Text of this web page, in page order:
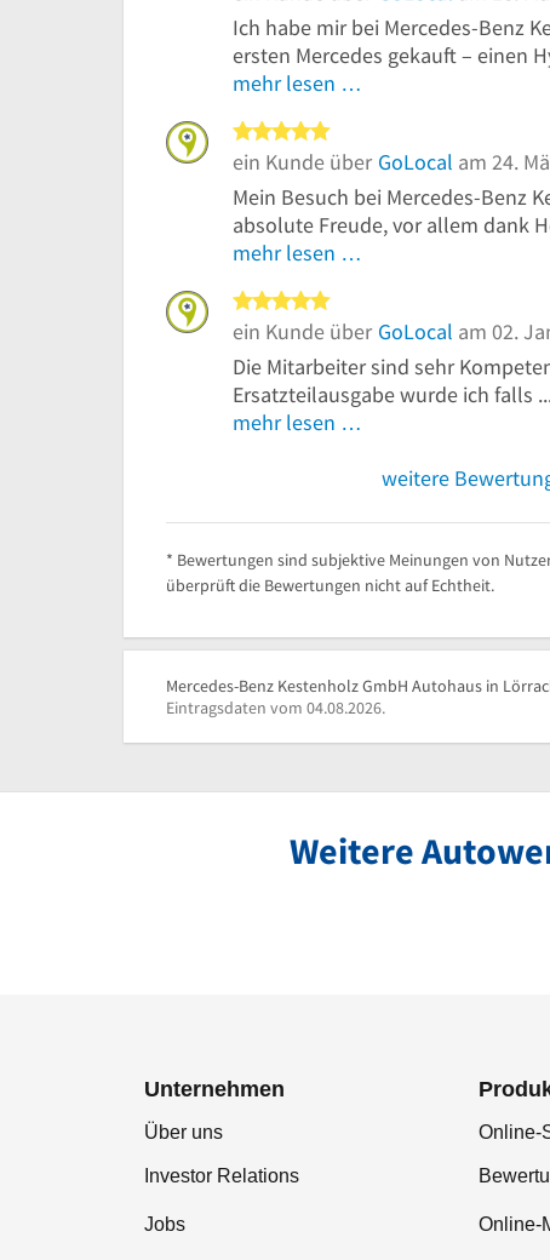
Ich habe mir bei Mercedes-Benz
ersten Mercedes gekauft – einen
mehr lesen …
ein Kunde über GoLocal am 24.
Mein Besuch bei Mercedes-Benz
absolute Freude, vor allem dank
mehr lesen …
ein Kunde über GoLocal am 02.
Die Mitarbeiter sind sehr
Ersatzteilausgabe wurde ich falls
mehr lesen …
weitere
* Bewertungen sind subjektive Meinungen von
überprüft die Bewertungen nicht auf Echtheit.
Mercedes-Benz Kestenholz GmbH Autohaus in
Eintragsdaten vom 04.08.2026.
Weitere
Unternehmen
Über uns
Investor Relations
Jobs
Online-
Online-